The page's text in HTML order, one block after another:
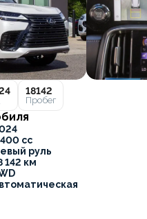
18142
Пробег
cc
руль
142 км